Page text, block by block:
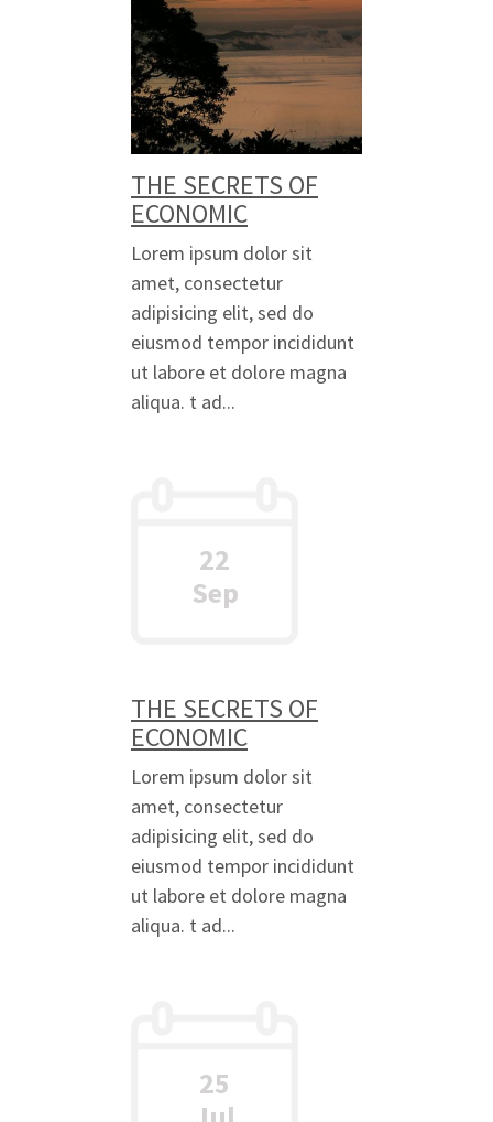
THE SECRETS OF
ECONOMIC
Lorem ipsum dolor sit
amet, consectetur
adipisicing elit, sed do
eiusmod tempor incididunt
ut labore et dolore magna
aliqua. t ad...
22
Sep
THE SECRETS OF
ECONOMIC
Lorem ipsum dolor sit
amet, consectetur
adipisicing elit, sed do
eiusmod tempor incididunt
ut labore et dolore magna
aliqua. t ad...
25